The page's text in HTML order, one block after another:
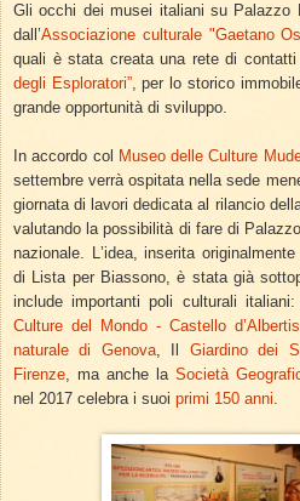
Gli occhi dei musei italiani su Palazzo
dall’Associazione culturale "Gaetano
quali è stata creata una rete di contatti
degli Esploratori”, per lo storico
grande opportunità di sviluppo.
In accordo col Museo delle Culture
settembre verrà ospitata nella sede
giornata di lavori dedicata al rilancio
valutando la possibilità di fare di
nazionale. L’idea, inserita
di Lista per Biassono, è stata già
include importanti poli culturali
Culture del Mondo - Castello
naturale di Genova, Il Giardino dei
Firenze, ma anche la Società
nel 2017 celebra i suoi primi 150 anni.